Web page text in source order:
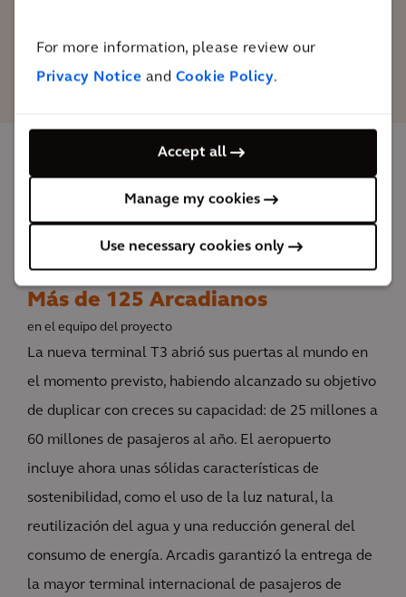
For more information, please review our
Privacy Notice and Cookie Policy.
Accept all
Manage my cookies
Use necessary cookies only
El impacto
Aumento de la capacidad operativa del aeropuerto
de 25 millones a 60 millones de pasajeros al año
Más de 125 Arcadianos
en el equipo del proyecto
La nueva terminal T3 abrió sus puertas al mundo en
el momento previsto, habiendo alcanzado su objetivo
de duplicar con creces su capacidad: de 25 millones a
60 millones de pasajeros al año. El aeropuerto
incluye ahora unas sólidas características de
sostenibilidad, como el uso de la luz natural, la
reutilización del agua y una reducción general del
consumo de energía. Arcadis garantizó la entrega de
la mayor terminal internacional de pasajeros de